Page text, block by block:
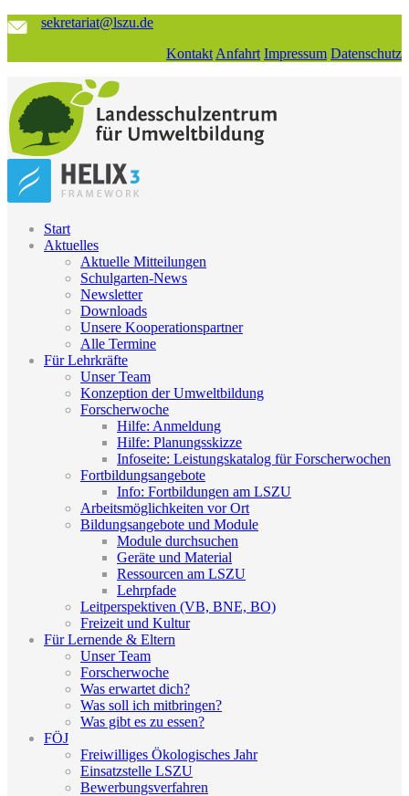
sekretariat@lszu.de
Kontakt Anfahrt Impressum Datenschutz
Start
Aktuelles
Aktuelle Mitteilungen
Schulgarten-News
Newsletter
Downloads
Unsere Kooperationspartner
Alle Termine
Für Lehrkräfte
Unser Team
Konzeption der Umweltbildung
Forscherwoche
Hilfe: Anmeldung
Hilfe: Planungsskizze
Infoseite: Leistungskatalog für Forscherwochen
Fortbildungsangebote
Info: Fortbildungen am LSZU
Arbeitsmöglichkeiten vor Ort
Bildungsangebote und Module
Module durchsuchen
Geräte und Material
Ressourcen am LSZU
Lehrpfade
Leitperspektiven (VB, BNE, BO)
Freizeit und Kultur
Für Lernende & Eltern
Unser Team
Forscherwoche
Was erwartet dich?
Was soll ich mitbringen?
Was gibt es zu essen?
FÖJ
Freiwilliges Ökologisches Jahr
Einsatzstelle LSZU
Bewerbungsverfahren